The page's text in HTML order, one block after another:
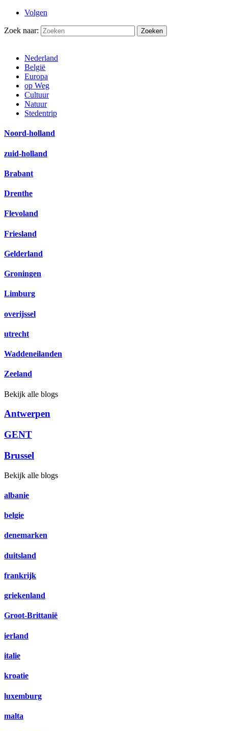
Volgen
Zoek naar:
Nederland
België
Europa
op Weg
Cultuur
Natuur
Stedentrip
Noord-holland
zuid-holland
Brabant
Drenthe
Flevoland
Friesland
Gelderland
Groningen
Limburg
overijssel
utrecht
Waddeneilanden
Zeeland
Bekijk alle blogs
Antwerpen
GENT
Brussel
Bekijk alle blogs
albanie
belgie
denemarken
duitsland
frankrijk
griekenland
Groot-Brittanië
ierland
italie
kroatie
luxemburg
malta